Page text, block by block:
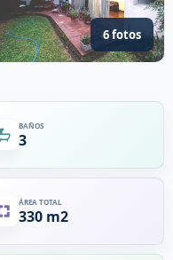
6 fotos
BAÑOS
3
ÁREA TOTAL
330 m2